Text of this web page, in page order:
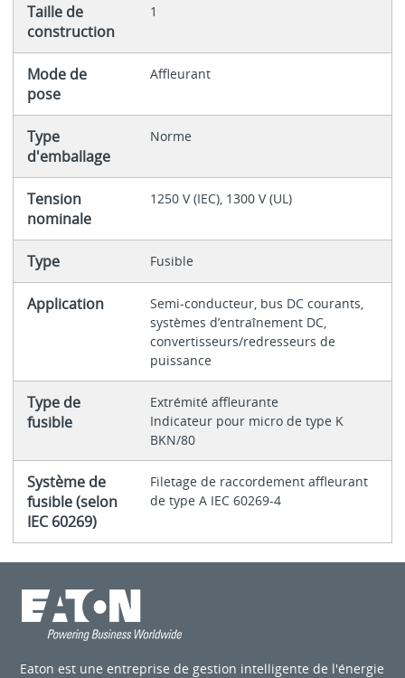
Taille de
construction
1
Mode de
pose
Affleurant
Type
d'emballage
Norme
Tension
nominale
1250 V (IEC), 1300 V (UL)
Type Fusible
Application
Semi-conducteur, bus DC courants,
systèmes d’entraînement DC,
convertisseurs/redresseurs de
puissance
Type de
fusible
Extrémité affleurante
Indicateur pour micro de type K
BKN/80
Système de
fusible (selon
IEC 60269)
Filetage de raccordement affleurant
de type A IEC 60269-4
Eaton est une entreprise de gestion intelligente de l'énergie